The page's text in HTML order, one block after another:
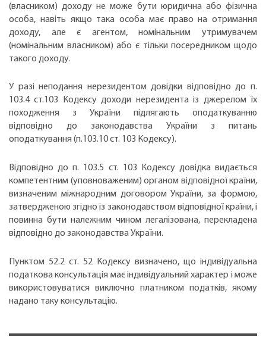
(власником) доходу не може бути юридична або фізична
особа, навіть якщо така особа має право на отримання
доходу, але є агентом, номінальним утримувачем
(номінальним власником) або є тільки посередником щодо
такого доходу.
У разі неподання нерезидентом довідки відповідно до п.
103.4 ст.103 Кодексу доходи нерезидента із джерелом їх
походження з України підлягають оподаткуванню
відповідно до законодавства України з питань
оподаткування (п.103.10 ст. 103 Кодексу).
Відповідно до п. 103.5 ст. 103 Кодексу довідка видається
компетентним (уповноваженим) органом відповідної країни,
визначеним міжнародним договором України, за формою,
затвердженою згідно із законодавством відповідної країни, і
повинна бути належним чином легалізована, перекладена
відповідно до законодавства України.
Пунктом 52.2 ст. 52 Кодексу визначено, що індивідуальна
податкова консультація має індивідуальний характер і може
використовуватися виключно платником податків, якому
надано таку консультацію.